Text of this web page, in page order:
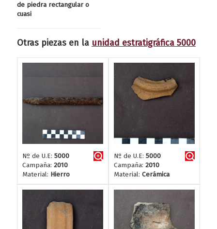
de piedra rectangular o
cuasi
Otras piezas en la unidad estratigráfica 5000
Nº de U.E: 5000
Campaña: 2010
Material: Hierro
Nº de U.E: 5000
Campaña: 2010
Material: Cerámica